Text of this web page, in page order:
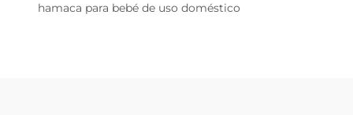
hamaca para bebé de uso doméstico